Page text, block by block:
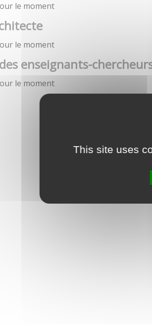
This site uses
le moment
le moment
enseignants-
le moment